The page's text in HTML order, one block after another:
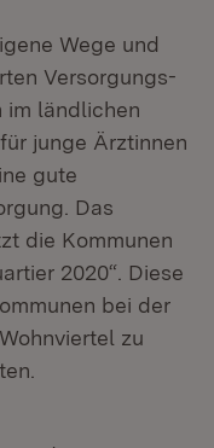
Wege und
Versorgungs-
im ländlichen
junge Ärztinnen
gute
Das
die Kommunen
2020“. Diese
bei der
zu